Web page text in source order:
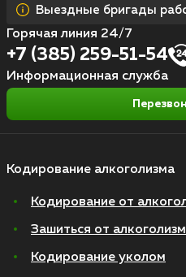
Кодирование алкоголизма
Кодирование от
Зашиться от
Кодирование уколом
Выездные бригады
Горячая линия 24/7
+7 (385) 259-51-54
Информационная служба